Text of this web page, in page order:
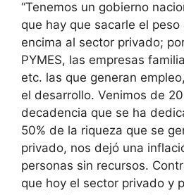
“Tenemos un gobierno
que hay que sacarle el
encima al sector privado;
PYMES, las empresas
etc. las que generan
el desarrollo. Venimos de
decadencia que se ha
50% de la riqueza que se
privado, nos dejó una
personas sin recursos.
que hoy el sector privado y